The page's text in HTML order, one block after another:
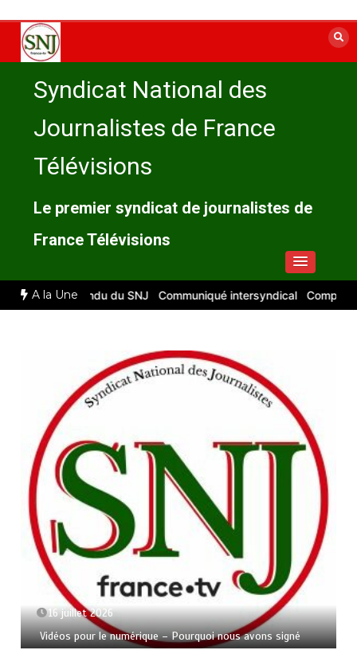
contenu
Syndicat National des
Journalistes de France
Télévisions
Le premier syndicat de journalistes de
France Télévisions
A la Une
: compte rendu du SNJ Communiqué intersyndical Compte-
16 juillet 2026
Vidéos pour le numérique – Pourquoi nous avons signé